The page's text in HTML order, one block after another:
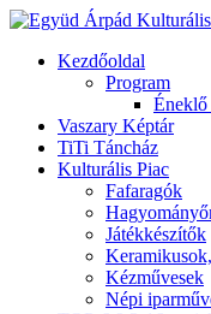
Kezdőoldal
Program
Vaszary Képtár
TiTi Táncház
Kulturális Piac
Fafaragók
Játékkészítők
Kézművesek
Népi